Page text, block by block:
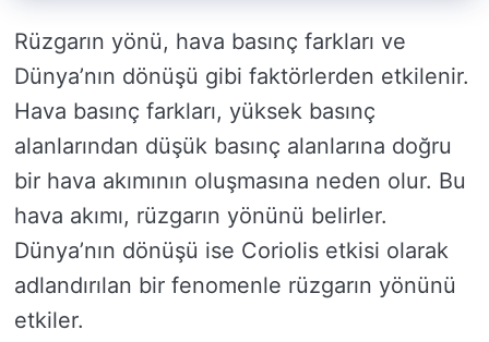
Rüzgarın yönü, hava basınç farkları ve
Dünya’nın dönüşü gibi faktörlerden etkilenir.
Hava basınç farkları, yüksek basınç
alanlarından düşük basınç alanlarına doğru
bir hava akımının oluşmasına neden olur. Bu
hava akımı, rüzgarın yönünü belirler.
Dünya’nın dönüşü ise Coriolis etkisi olarak
adlandırılan bir fenomenle rüzgarın yönünü
etkiler.